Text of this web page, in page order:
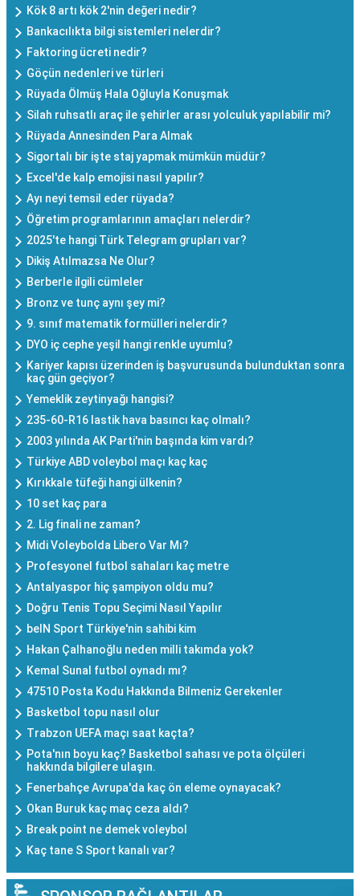
Kök 8 artı kök 2'nin değeri nedir?
Bankacılıkta bilgi sistemleri nelerdir?
Faktoring ücreti nedir?
Göçün nedenleri ve türleri
Rüyada Ölmüş Hala Oğluyla Konuşmak
Silah ruhsatlı araç ile şehirler arası yolculuk yapılabilir mi?
Rüyada Annesinden Para Almak
Sigortalı bir işte staj yapmak mümkün müdür?
Excel'de kalp emojisi nasıl yapılır?
Ayı neyi temsil eder rüyada?
Öğretim programlarının amaçları nelerdir?
2025'te hangi Türk Telegram grupları var?
Dikiş Atılmazsa Ne Olur?
Berberle ilgili cümleler
Bronz ve tunç aynı şey mi?
9. sınıf matematik formülleri nelerdir?
DYO iç cephe yeşil hangi renkle uyumlu?
Kariyer kapısı üzerinden iş başvurusunda bulunduktan sonra
kaç gün geçiyor?
Yemeklik zeytinyağı hangisi?
235-60-R16 lastik hava basıncı kaç olmalı?
2003 yılında AK Parti'nin başında kim vardı?
Türkiye ABD voleybol maçı kaç kaç
Kırıkkale tüfeği hangi ülkenin?
10 set kaç para
2. Lig finali ne zaman?
Midi Voleybolda Libero Var Mı?
Profesyonel futbol sahaları kaç metre
Antalyaspor hiç şampiyon oldu mu?
Doğru Tenis Topu Seçimi Nasıl Yapılır
beIN Sport Türkiye'nin sahibi kim
Hakan Çalhanoğlu neden milli takımda yok?
Kemal Sunal futbol oynadı mı?
47510 Posta Kodu Hakkında Bilmeniz Gerekenler
Basketbol topu nasıl olur
Trabzon UEFA maçı saat kaçta?
Pota'nın boyu kaç? Basketbol sahası ve pota ölçüleri
hakkında bilgilere ulaşın.
Fenerbahçe Avrupa'da kaç ön eleme oynayacak?
Okan Buruk kaç maç ceza aldı?
Break point ne demek voleybol
Kaç tane S Sport kanalı var?